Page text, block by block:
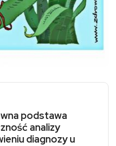
podstawa
analizy
diagnozy u